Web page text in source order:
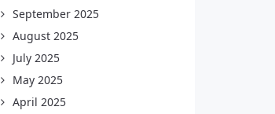
September 2025
August 2025
July 2025
May 2025
April 2025